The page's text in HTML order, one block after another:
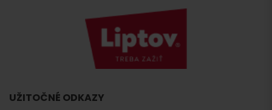
UŽITOČNÉ ODKAZY